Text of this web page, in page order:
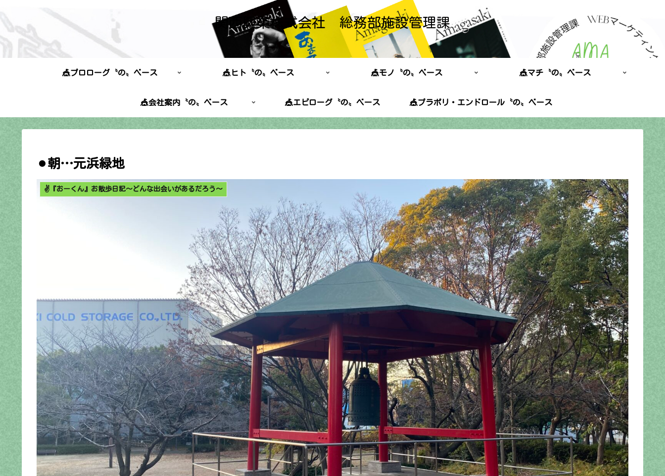
関西興業株式会社 総務部施設管理課
🎪プロローグ〝の〟ベース 🎪ヒト〝の〟ベース 🎪モノ〝の〟ベース 🎪マチ〝の〟ベース
🎪会社案内〝の〟ベース 🎪エピローグ〝の〟ベース 🎪プラポリ・エンドロール〝の〟ベース
⚫︎朝…元浜緑地
✌️『おーくん』お散歩日記〜どんな出会いがあるだろう〜